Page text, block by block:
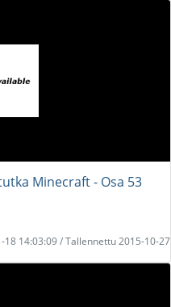
Minecraft - Osa 53
18 14:03:09 / Tallennettu 2015-10-27